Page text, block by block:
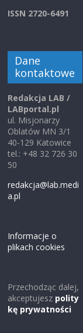
ISSN 2720-6491
Dane
kontaktowe
Redakcja LAB /
LABportal.pl
ul. Misjonarzy
Oblatów MN 3/1
40-129 Katowice
tel.: +48 32 726 30
50
redakcja@lab.medi
a.pl
Informacje o
plikach cookies
Przechodząc dalej,
akceptujesz polity
kę prywatności